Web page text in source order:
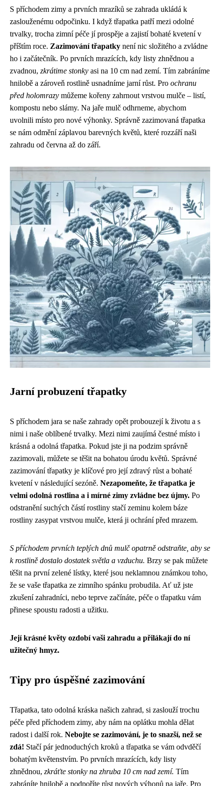
S příchodem zimy a prvních mrazíků se zahrada ukládá k
zaslouženému odpočinku. I když třapatka patří mezi odolné
trvalky, trocha zimní péče jí prospěje a zajistí bohaté kvetení v
příštím roce. Zazimování třapatky není nic složitého a zvládne
ho i začátečník. Po prvních mrazících, kdy listy zhnědnou a
zvadnou, zkrátime stonky asi na 10 cm nad zemí. Tím zabráníme
hnilobě a zároveň rostlině usnadníme jarní růst. Pro ochranu
před holomrazy můžeme kořeny zahrnout vrstvou mulče – listí,
kompostu nebo slámy. Na jaře mulč odhrneme, abychom
uvolnili místo pro nové výhonky. Správně zazimovaná třapatka
se nám odmění záplavou barevných květů, které rozzáří naši
zahradu od června až do září.
Jarní probuzení třapatky
S příchodem jara se naše zahrady opět probouzejí k životu a s
nimi i naše oblíbené trvalky. Mezi nimi zaujímá čestné místo i
krásná a odolná třapatka. Pokud jste ji na podzim správně
zazimovali, můžete se těšit na bohatou úrodu květů. Správné
zazimování třapatky je klíčové pro její zdravý růst a bohaté
kvetení v následující sezóně. Nezapomeňte, že třapatka je
velmi odolná rostlina a i mírné zimy zvládne bez újmy. Po
odstranění suchých částí rostliny stačí zeminu kolem báze
rostliny zasypat vrstvou mulče, která ji ochrání před mrazem.
S příchodem prvních teplých dnů mulč opatrně odstraňte, aby se
k rostlině dostalo dostatek světla a vzduchu. Brzy se pak můžete
těšit na první zelené lístky, které jsou neklamnou známkou toho,
že se vaše třapatka ze zimního spánku probudila. Ať už jste
zkušení zahradníci, nebo teprve začínáte, péče o třapatku vám
přinese spoustu radosti a užitku.
Její krásné květy ozdobí vaši zahradu a přilákají do ní
užitečný hmyz.
Tipy pro úspěšné zazimování
Třapatka, tato odolná kráska našich zahrad, si zaslouží trochu
péče před příchodem zimy, aby nám na oplátku mohla dělat
radost i další rok. Nebojte se zazimování, je to snazší, než se
zdá! Stačí pár jednoduchých kroků a třapatka se vám odvděčí
bohatým květenstvím. Po prvních mrazících, kdy listy
zhnědnou, zkráťte stonky na zhruba 10 cm nad zemí. Tím
zabráníte hnilobě a podpoříte růst nových výhonů na jaře. Pro